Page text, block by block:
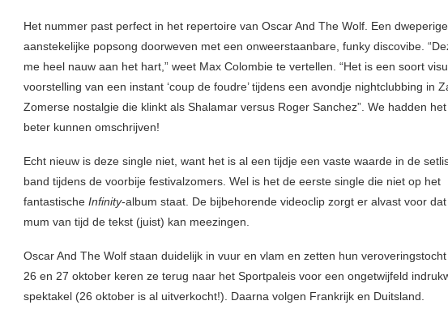
Het nummer past perfect in het repertoire van Oscar And The Wolf. Een
aanstekelijke popsong doorweven met een onweerstaanbare, funky discovibe.
me heel nauw aan het hart,” weet Max Colombie te vertellen. “Het is een soort
voorstelling van een instant ‘coup de foudre’ tijdens een avondje nightclubbing in
Zomerse nostalgie die klinkt als Shalamar versus Roger Sanchez”. We hadden
beter kunnen omschrijven!
Echt nieuw is deze single niet, want het is al een tijdje een vaste waarde in de
band tijdens de voorbije festivalzomers. Wel is het de eerste single die niet op het
fantastische Infinity-album staat. De bijbehorende videoclip zorgt er alvast voor
mum van tijd de tekst (juist) kan meezingen.
Oscar And The Wolf staan duidelijk in vuur en vlam en zetten hun
26 en 27 oktober keren ze terug naar het Sportpaleis voor een ongetwijfeld
spektakel (26 oktober is al uitverkocht!). Daarna volgen Frankrijk en Duitsland.